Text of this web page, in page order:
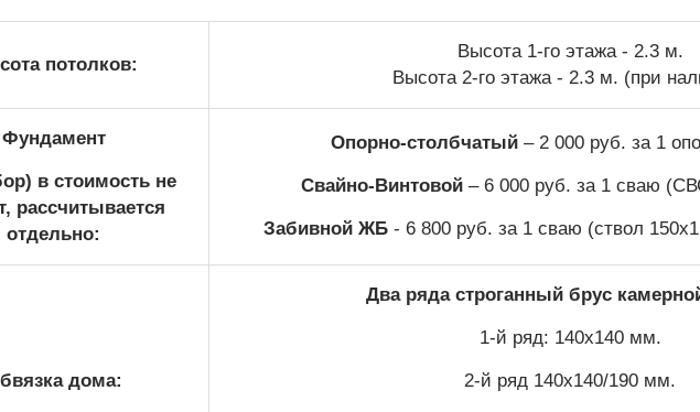
потолков:
Высота 1-го этажа - 2.3 м.
Высота 2-го этажа - 2.3 м. (при
Фундамент
в стоимость не
рассчитывается
отдельно:
Опорно-столбчатый – 2 000 руб. за 1
Свайно-Винтовой – 6 000 руб. за 1 сваю
Забивной ЖБ - 6 800 руб. за 1 сваю (ствол
дома:
Два ряда строганный брус
1-й ряд: 140х140 мм.
2-й ряд 140х140/190 мм.